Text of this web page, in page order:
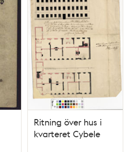
Ritning över hus i
kvarteret Cybele